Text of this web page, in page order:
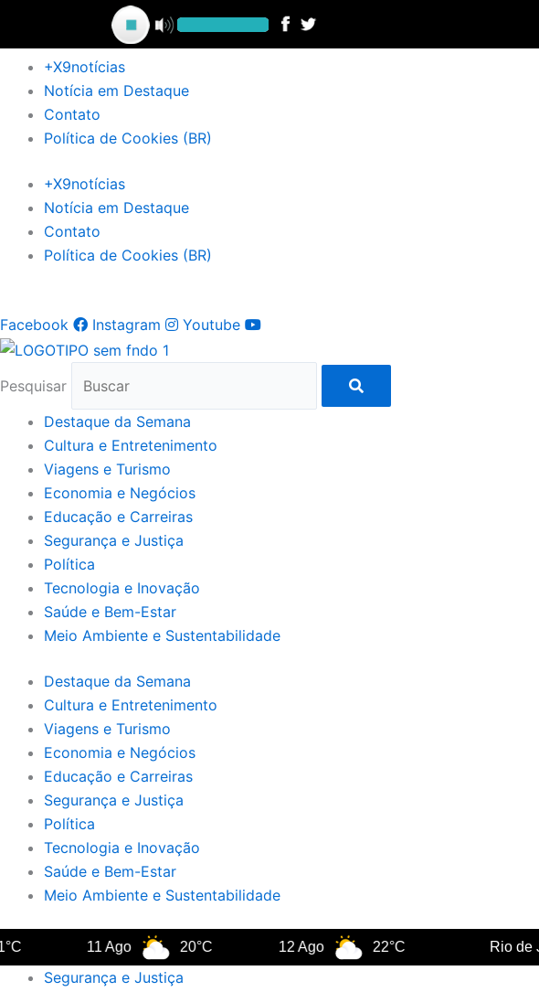
conteúdo
+X9notícias
Notícia em Destaque
Contato
Política de Cookies (BR)
+X9notícias
Notícia em Destaque
Contato
Política de Cookies (BR)
Facebook Instagram Youtube
Pesquisar
Destaque da Semana
Cultura e Entretenimento
Viagens e Turismo
Economia e Negócios
Educação e Carreiras
Segurança e Justiça
Política
Tecnologia e Inovação
Saúde e Bem-Estar
Meio Ambiente e Sustentabilidade
Destaque da Semana
Cultura e Entretenimento
Viagens e Turismo
Economia e Negócios
Educação e Carreiras
Segurança e Justiça
Política
Tecnologia e Inovação
Saúde e Bem-Estar
Meio Ambiente e Sustentabilidade
20°C 22°C Rio de Janeiro
Segurança e Justiça